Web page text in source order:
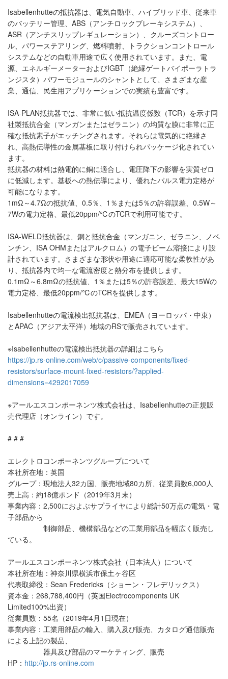
Isabellenhutteの抵抗器は、電気自動車、ハイブリッド車、従来車
のバッテリー管理、ABS（アンチロックブレーキシステム）、
ASR（アンチスリップレギュレーション）、クルーズコントロー
ル、パワーステアリング、燃料噴射、トラクションコントロール
システムなどの自動車用途で広く使用されています。また、電
源、エネルギーメーターおよびIGBT（絶縁ゲートバイポーラトラ
ンジスタ）パワーモジュールのシャントとして、さまざまな産
業、通信、民生用アプリケーションでの実績も豊富です。
ISA-PLAN抵抗器では、非常に低い抵抗温度係数（TCR）を示す同
社製抵抗合金（マンガンまたはゼラニン）の均質な膜に非常に正
確な抵抗素子がエッチングされます。それらは電気的に絶縁さ
れ、高熱伝導性の金属基板に取り付けられパッケージ化されてい
ます。
抵抗器の材料は熱電的に銅に適合し、電圧降下の影響を実質ゼロ
に低減します。基板への熱伝導により、優れたパルス電力定格が
可能になります。
1mΩ～4.7Ωの抵抗値、0.5％、1％または5％の許容誤差、0.5W～
7Wの電力定格、最低20ppm/℃のTCRで利用可能です。
ISA-WELD抵抗器は、銅と抵抗合金（マンガニン、ゼラニン、ノベ
ンチン、ISA OHMまたはアルクロム）の電子ビーム溶接により設
計されています。さまざまな形状や用途に適応可能な柔軟性があ
り、抵抗器内で均一な電流密度と熱分布を提供します。
0.1mΩ～6.8mΩの抵抗値、1％または5％の許容誤差、最大15Wの
電力定格、最低20ppm/℃のTCRを提供します。
Isabellenhutteの電流検出抵抗器は、EMEA（ヨーロッパ・中東）
とAPAC（アジア太平洋）地域のRSで販売されています。
※Isabellenhutteの電流検出抵抗器の詳細はこちら
https://jp.rs-online.com/web/c/passive-components/fixed-
resistors/surface-mount-fixed-resistors/?applied-
dimensions=4292017059
※アールエスコンポーネンツ株式会社は、Isabellenhutteの正規販
売代理店（オンライン）です。
# # #
エレクトロコンポーネンツグループについて
本社所在地：英国
グループ：現地法人32カ国、販売地域80カ所、従業員数6,000人
売上高：約18億ポンド（2019年3月末）
事業内容：2,500におよぶサプライヤにより総計50万点の電気・電
子部品から
制御部品、機構部品などの工業用部品を幅広く販売し
ている。
アールエスコンポーネンツ株式会社（日本法人）について
本社所在地：神奈川県横浜市保土ヶ谷区
代表取締役：Sean Fredericks（ショーン・フレデリックス）
資本金：268,788,400円（英国Electrocomponents UK
Limited100%出資）
従業員数：55名（2019年4月1日現在）
事業内容：工業用部品の輸入、購入及び販売、カタログ通信販売
による上記の製品、
器具及び部品のマーケティング、販売
HP： http://jp.rs-online.com